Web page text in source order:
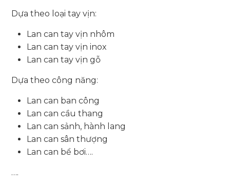
Dựa theo loại tay vịn:
Lan can tay vịn nhôm
Lan can tay vịn inox
Lan can tay vịn gỗ
Dựa theo công năng:
Lan can ban công
Lan can cầu thang
Lan can sảnh, hành lang
Lan can sân thượng
Lan can bể bơi….
….